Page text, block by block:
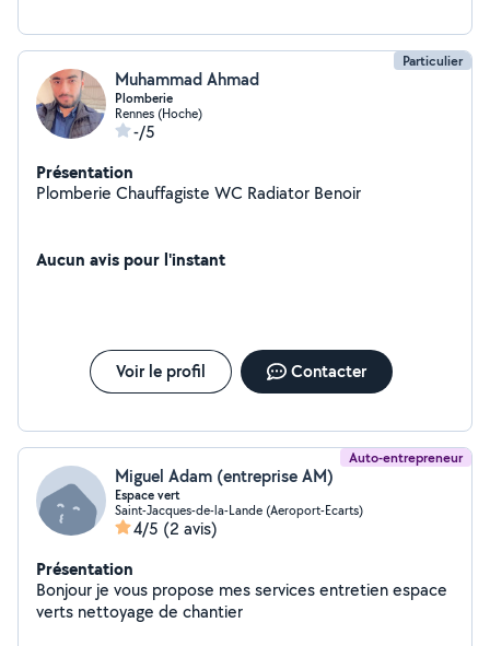
Particulier
Muhammad Ahmad
Plomberie
Rennes (Hoche)
-/5
Présentation
Plomberie Chauffagiste WC Radiator Benoir
Aucun avis pour l'instant
Voir le profil Contacter
Auto-entrepreneur
Miguel Adam (entreprise AM)
Espace vert
Saint-Jacques-de-la-Lande (Aeroport-Ecarts)
4/5 (2 avis)
Présentation
Bonjour je vous propose mes services entretien espace
verts nettoyage de chantier